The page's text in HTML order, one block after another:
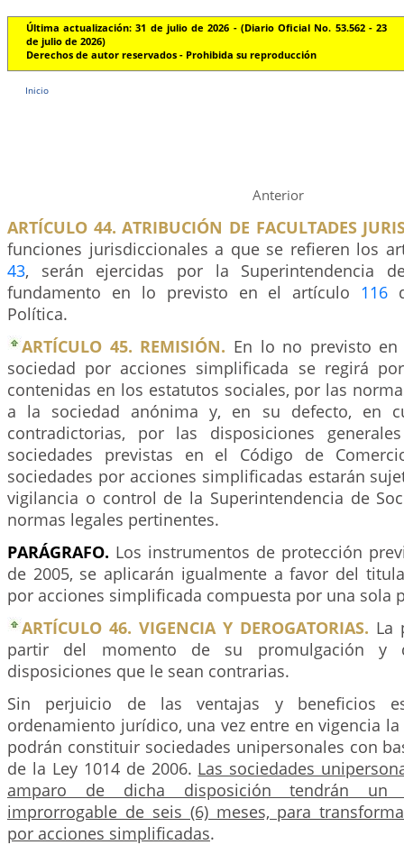
Última actualización: 31 de julio de 2026 - (Diario Oficial No. 53.562 - 23
de julio de 2026)
Derechos de autor reservados - Prohibida su reproducción
Inicio
Anterior
ARTÍCULO 44. ATRIBUCIÓN DE FACULTADES
funciones jurisdiccionales a que se refieren los
43, serán ejercidas por la Superintendencia
fundamento en lo previsto en el artículo 116
Política.
ARTÍCULO 45. REMISIÓN. En lo no previsto
sociedad por acciones simplificada se regirá
contenidas en los estatutos sociales, por las
a la sociedad anónima y, en su defecto, en
contradictorias, por las disposiciones
sociedades previstas en el Código de
sociedades por acciones simplificadas estarán
vigilancia o control de la Superintendencia de
normas legales pertinentes.
PARÁGRAFO. Los instrumentos de protección
de 2005, se aplicarán igualmente a favor del
por acciones simplificada compuesta por una sola
ARTÍCULO 46. VIGENCIA Y DEROGATORIAS. La
partir del momento de su promulgación y
disposiciones que le sean contrarias.
Sin perjuicio de las ventajas y beneficios
ordenamiento jurídico, una vez entre en vigencia
podrán constituir sociedades unipersonales con
de la Ley 1014 de 2006. Las sociedades
amparo de dicha disposición tendrán un
improrrogable de seis (6) meses, para
por acciones simplificadas.